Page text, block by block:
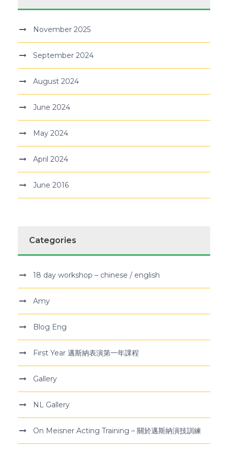
November 2025
September 2024
August 2024
June 2024
May 2024
April 2024
June 2016
Categories
18 day workshop – chinese / english
Amy
Blog Eng
First Year 邁斯納表演第一年課程
Gallery
NL Gallery
On Meisner Acting Training – 關於邁斯納演技訓練